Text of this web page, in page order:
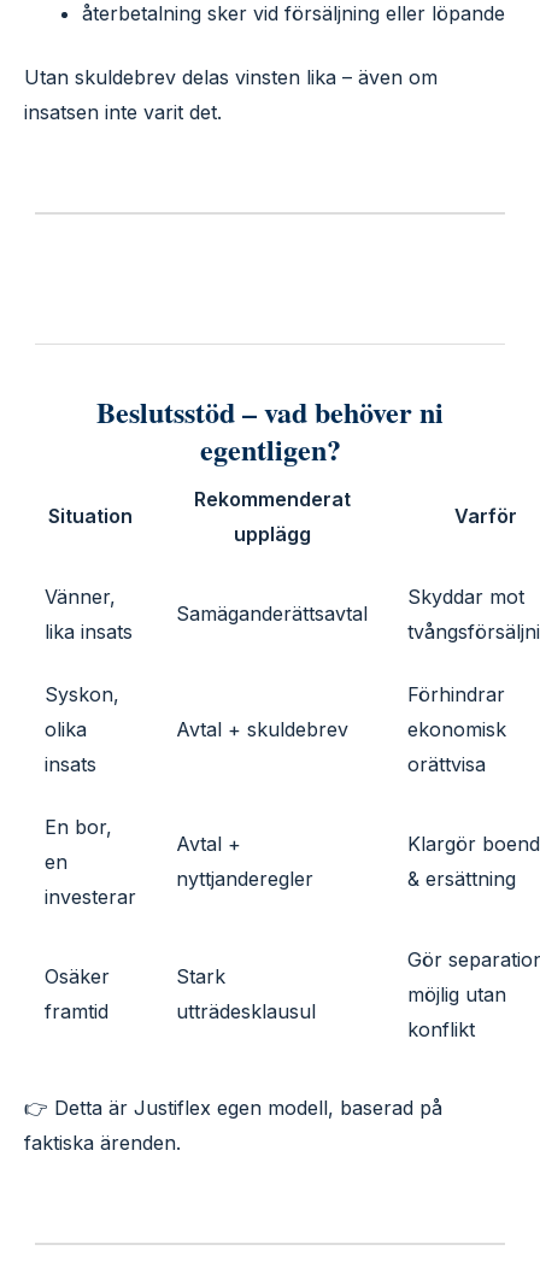
återbetalning sker vid försäljning eller löpande
Utan skuldebrev delas vinsten lika – även om
insatsen inte varit det.
Beslutsstöd – vad behöver ni
egentligen?
Situation
Rekommenderat
upplägg
Varför
Vänner,
lika insats
Samäganderättsavtal
Skyddar mot
Syskon,
olika
insats
Avtal + skuldebrev
Förhindrar
ekonomisk
orättvisa
En bor,
en
investerar
Avtal +
nyttjanderegler
Klargör
& ersättning
Osäker
framtid
Stark
utträdesklausul
Gör
möjlig utan
konflikt
👉 Detta är Justiflex egen modell, baserad på
faktiska ärenden.